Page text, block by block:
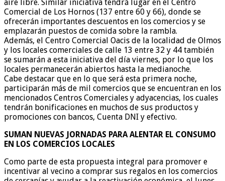
aire libre. Similar iniciativa tendrá lugar en el Centro
Comercial de Los Hornos (137 entre 60 y 66), donde se
ofrecerán importantes descuentos en los comercios y se
emplazarán puestos de comida sobre la rambla.
Además, el Centro Comercial Oacis de la localidad de Olmos
y los locales comerciales de calle 13 entre 32 y 44 también
se sumarán a esta iniciativa del día viernes, por lo que los
locales permanecerán abiertos hasta la medianoche.
Cabe destacar que en lo que será esta primera noche,
participarán más de mil comercios que se encuentran en los
mencionados Centros Comerciales y adyacencias, los cuales
tendrán bonificaciones en muchos de sus productos y
promociones con bancos, Cuenta DNI y efectivo.
SUMAN NUEVAS JORNADAS PARA ALENTAR EL CONSUMO
EN LOS COMERCIOS LOCALES
Como parte de esta propuesta integral para promover e
incentivar al vecino a comprar sus regalos en los comercios